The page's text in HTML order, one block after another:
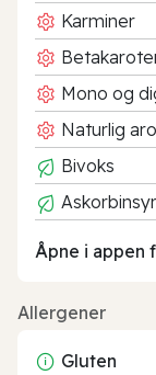
Karminer
Mono og
Naturlig
Bivoks
Åpne i appen
Allergener
Gluten